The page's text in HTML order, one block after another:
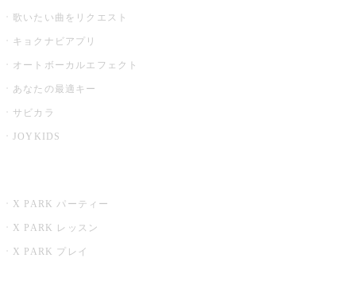
歌いたい曲をリクエスト
キョクナビアプリ
オートボーカルエフェクト
あなたの最適キー
サビカラ
JOYKIDS
X PARK パーティー
X PARK レッスン
X PARK プレイ